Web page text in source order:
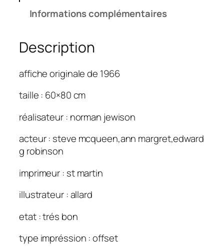
Informations complémentaires
Description
affiche originale de 1966
taille : 60×80 cm
réalisateur : norman jewison
acteur : steve mcqueen,ann margret,edward
g robinson
imprimeur : st martin
illustrateur : allard
etat : trés bon
type impréssion : offset